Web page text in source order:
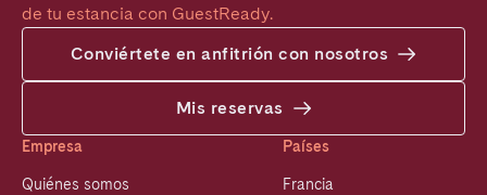
de tu estancia con GuestReady.
Conviértete en anfitrión con nosotros
Mis reservas
Empresa
Quiénes somos
Países
Francia